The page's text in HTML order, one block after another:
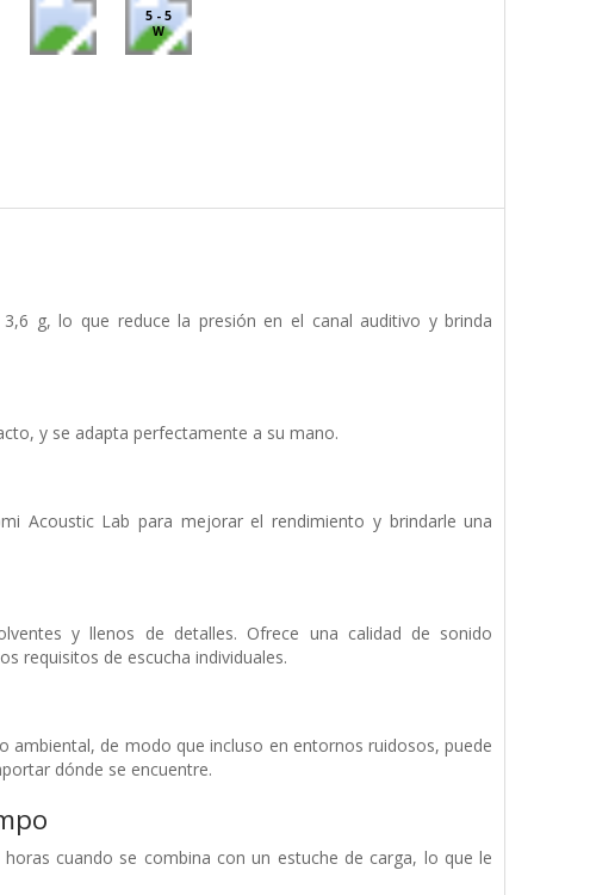
5 - 5
W
g, lo que reduce la presión en el canal auditivo y brinda
y se adapta perfectamente a su mano.
Acoustic Lab para mejorar el rendimiento y brindarle una
y llenos de detalles. Ofrece una calidad de sonido
requisitos de escucha individuales.
ambiental, de modo que incluso en entornos ruidosos, puede
dónde se encuentre.
cuando se combina con un estuche de carga, lo que le